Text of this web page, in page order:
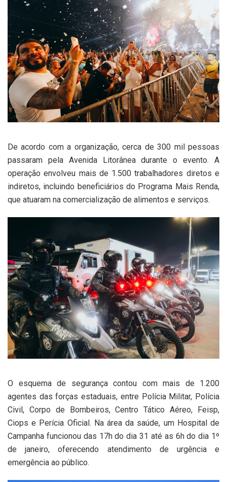
De acordo com a organização, cerca de 300 mil pessoas
passaram pela Avenida Litorânea durante o evento. A
operação envolveu mais de 1.500 trabalhadores diretos e
indiretos, incluindo beneficiários do Programa Mais Renda,
que atuaram na comercialização de alimentos e serviços.
O esquema de segurança contou com mais de 1.200
agentes das forças estaduais, entre Polícia Militar, Polícia
Civil, Corpo de Bombeiros, Centro Tático Aéreo, Feisp,
Ciops e Perícia Oficial. Na área da saúde, um Hospital de
Campanha funcionou das 17h do dia 31 até as 6h do dia 1º
de janeiro, oferecendo atendimento de urgência e
emergência ao público.